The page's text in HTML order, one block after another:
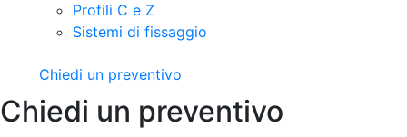
Profili C e Z
Sistemi di fissaggio
Chiedi un preventivo
Chiedi un preventivo